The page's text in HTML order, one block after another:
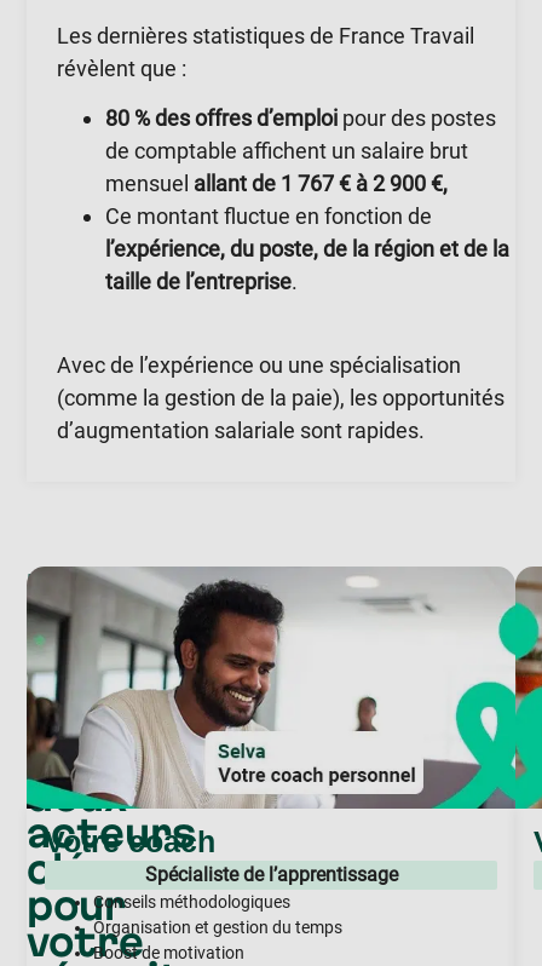
Les dernières statistiques de France Travail
révèlent que :
80 % des offres d’emploi pour des postes
de comptable affichent un salaire brut
mensuel allant de 1 767 € à 2 900 €,
Ce montant fluctue en fonction de
l’expérience, du poste, de la région et de la
taille de l’entreprise.
Avec de l’expérience ou une spécialisation
(comme la gestion de la paie), les opportunités
d’augmentation salariale sont rapides.
Notre
accompagnement
Coach
et
mentor
:
deux
acteurs
clé
pour
votre
Votre coach
Spécialiste de l’apprentissage
Conseils méthodologiques
Organisation et gestion du temps
Boost de motivation